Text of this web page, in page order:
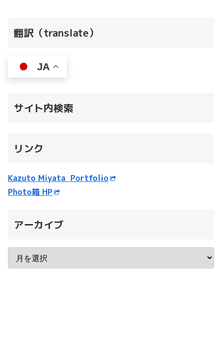
翻訳（translate）
JA
サイト内検索
リンク
Kazuto Miyata Portfolio
Photo箱 HP
アーカイブ